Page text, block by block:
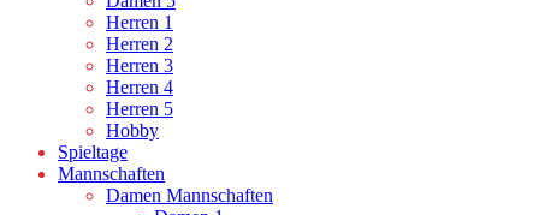
Herren 1
Herren 2
Herren 3
Herren 4
Herren 5
Hobby
Spieltage
Mannschaften
Damen Mannschaften